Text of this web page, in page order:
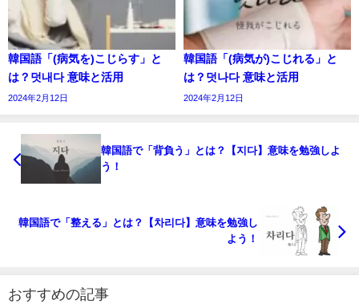
韓国語「(病気を)こじらす」と
は？덧내다 意味と活用
2024年2月12日
韓国語「(病気が)こじれる」と
は？덧나다 意味と活用
2024年2月12日
韓国語で「背負う」とは？【지다】意味を勉強しよ
う！
韓国語で「整える」とは？【차리다】意味を勉強し
よう！
おすすめの記事